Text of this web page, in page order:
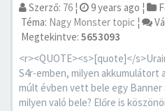
Szerző: 76 ¦ 9 years ago ¦
Téma: Nagy Monster topic ¦
Megtekintve: 5653093
<r><QUOTE><s>[quote]</
S4r-emben, milyen akkumulátort
múlt évben vett bele egy Banner
milyen való bele? Előre is